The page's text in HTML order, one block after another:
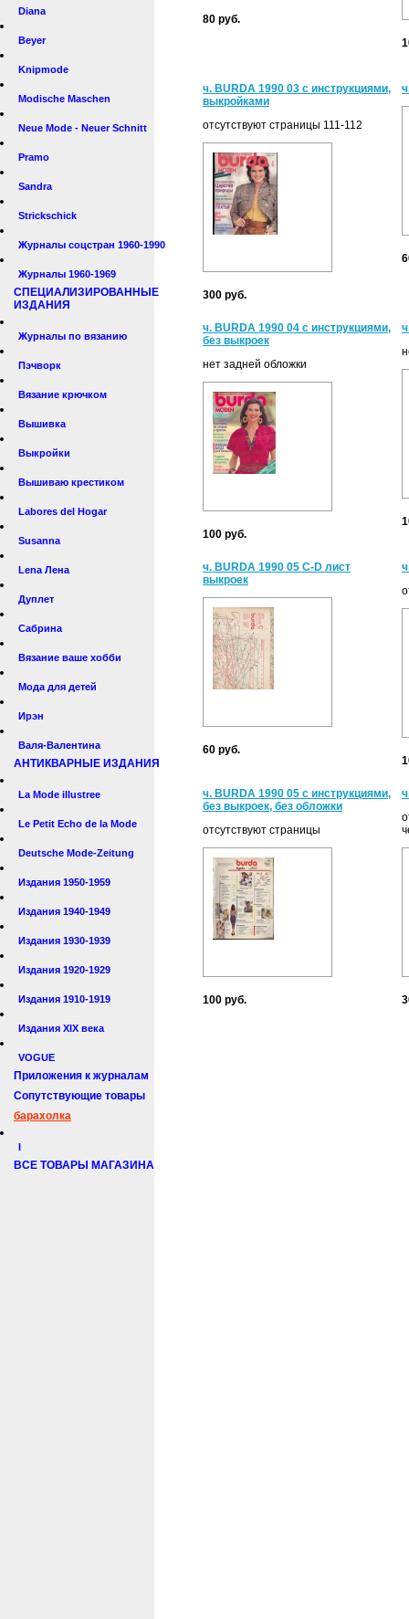
Diana
Beyer
Knipmode
Modische Maschen
Neue Mode - Neuer Schnitt
Pramo
Sandra
Strickschick
Журналы соцстран 1960-1990
Журналы 1960-1969
СПЕЦИАЛИЗИРОВАННЫЕ
ИЗДАНИЯ
Журналы по вязанию
Пэчворк
Вязание крючком
Вышивка
Выкройки
Вышиваю крестиком
Labores del Hogar
Susanna
Lena Лена
Дуплет
Сабрина
Вязание ваше хобби
Мода для детей
Ирэн
Валя-Валентина
АНТИКВАРНЫЕ ИЗДАНИЯ
La Mode illustree
Le Petit Echo de la Mode
Deutsche Mode-Zeitung
Издания 1950-1959
Издания 1940-1949
Издания 1930-1939
Издания 1920-1929
Издания 1910-1919
Издания XIX века
VOGUE
Приложения к журналам
Сопутствующие товары
барахолка
I
ВСЕ ТОВАРЫ МАГАЗИНА
80 руб.
ч. BURDA 1990 03 с инструкциями,
выкройками
отсутствуют страницы 111-112
300 руб.
ч. BURDA 1990 04 с инструкциями,
без выкроек
нет задней обложки
100 руб.
ч. BURDA 1990 05 C-D лист
выкроек
60 руб.
ч. BURDA 1990 05 с инструкциями,
без выкроек, без обложки
отсутствуют страницы
100 руб.